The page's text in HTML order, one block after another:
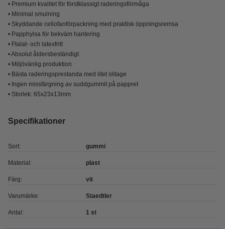
• Premium kvalitet för förstklassigt raderingsförmåga
• Minimal smulning
• Skyddande cellofanförpackning med praktisk öppningsremsa
• Papphylsa för bekväm hantering
• Ftalat- och latexfritt
• Absolut åldersbeständigt
• Miljövänlig produktion
• Bästa raderingsprestanda med litet slitage
• Ingen missfärgning av suddgummit på pappret
• Storlek: 65x23x13mm
Specifikationer
Sort: gummi
Material: plast
Färg: vit
Varumärke: Staedtler
Antal: 1 st